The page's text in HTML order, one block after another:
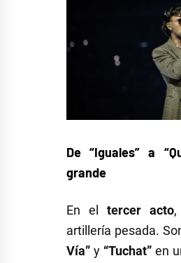
De “Iguales” a
grande
En el tercer acto,
artillería pesada.
Vía” y “Tuchat”en